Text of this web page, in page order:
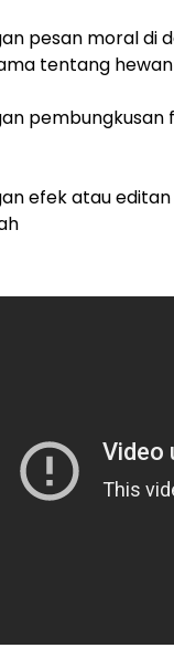
pesan moral di
tentang
pembungkusan
efek atau